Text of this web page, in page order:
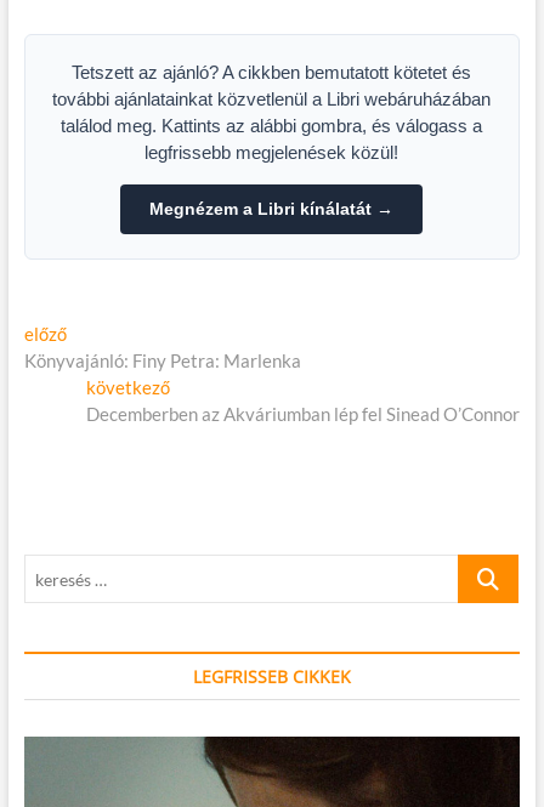
Tetszett az ajánló? A cikkben bemutatott kötetet és
további ajánlatainkat közvetlenül a Libri webáruházában
találod meg. Kattints az alábbi gombra, és válogass a
legfrissebb megjelenések közül!
Megnézem a Libri kínálatát →
Bejegyzés
navigáció
előzőElőző
cikk:
Könyvajánló: Finy Petra: Marlenka
következőKövetkező
cikk:
Decemberben az Akváriumban lép fel Sinead O’Connor
keresés
LEGFRISSEB CIKKEK